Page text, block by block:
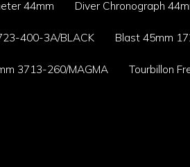
44mm Diver Chronograph
400-3A/BLACK Blast 45mm
3713-260/MAGMA Tourbillon